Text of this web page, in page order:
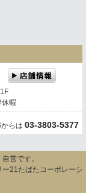
暇
らは 03-3803-5377
営です。
21たばたコーポレーシ